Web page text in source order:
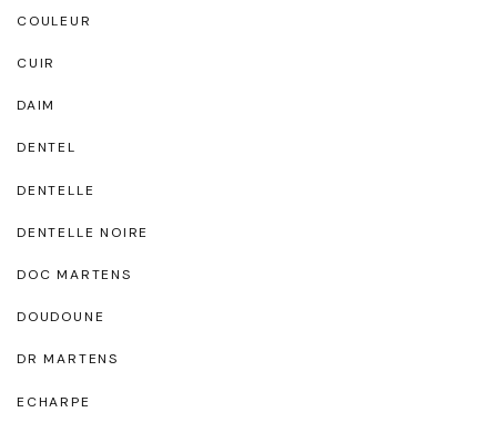
COULEUR
CUIR
DAIM
DENTEL
DENTELLE
DENTELLE NOIRE
DOC MARTENS
DOUDOUNE
DR MARTENS
ECHARPE